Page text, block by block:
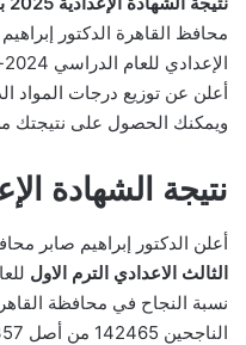
محافظ القاهرة الدكتور
أعلن عن توزيع درجات المواد
ويمكنك الحصول على نتيجتك
نتيجة الشهادة الإعدادية
أعلن الدكتور إبراهيم صابر
الثالث الاعدادي الترم الاول
نسبة النجاح في محافظة
الناجحين 142465 من أصل 199357 طالب وطالبة.